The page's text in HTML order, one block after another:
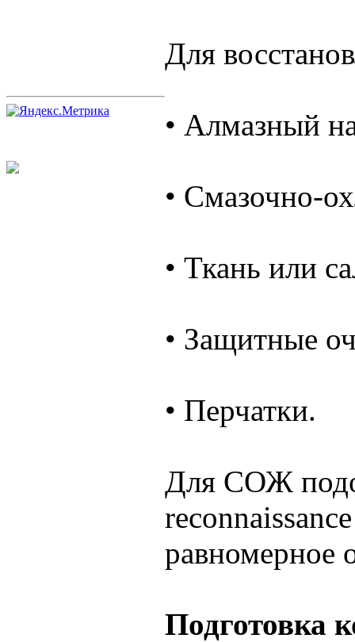
Для
• Алмазный
• Смазочно-
• Ткань или
• Защитные
• Перчатки.
Для СОЖ
равномерное
Подготовка